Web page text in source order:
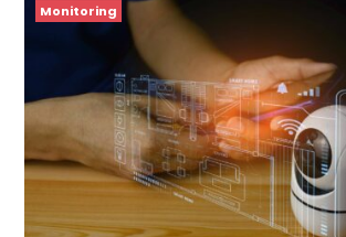
Monitoring